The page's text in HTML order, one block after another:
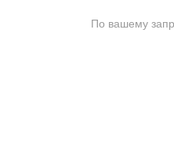
По вашему